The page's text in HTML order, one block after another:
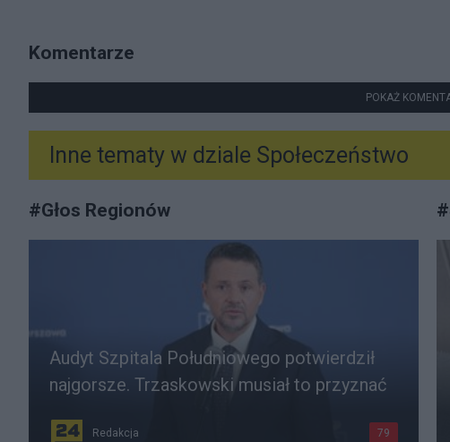
Komentarze
POKAŻ
Inne tematy w dziale Społeczeństwo
#Głos Regionów
Audyt Szpitala Południowego potwierdził
najgorsze. Trzaskowski musiał to przyznać
Redakcja 79
#